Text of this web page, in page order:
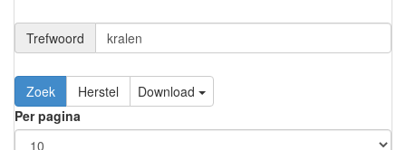
Trefwoord
Download
Per pagina